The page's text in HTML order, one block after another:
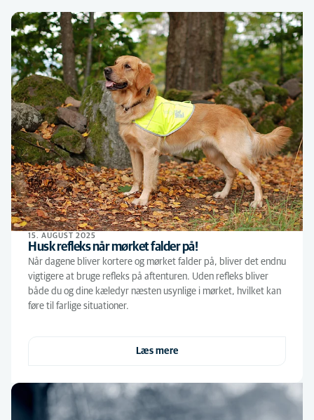
15. AUGUST 2025
Husk refleks når mørket falder på!
Når dagene bliver kortere og mørket falder på, bliver det endnu
vigtigere at bruge refleks på aftenturen. Uden refleks bliver
både du og dine kæledyr næsten usynlige i mørket, hvilket kan
føre til farlige situationer.
Læs mere